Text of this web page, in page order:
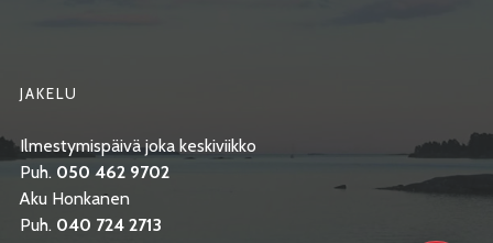
JAKELU
Ilmestymispäivä joka keskiviikko
Puh. 050 462 9702
Aku Honkanen
Puh. 040 724 2713